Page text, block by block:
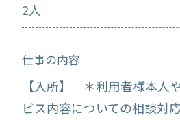
2人
仕事の内容
【入所】 ＊利用者様本人
ビス内容についての相談